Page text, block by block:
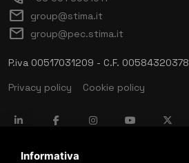
mail group@stima.it
mail group@pec.stima.it
P.iva 00517031209 - C.F. 00584320378
Privacy policy
Cookie policy
language ITALIANO
Informativa